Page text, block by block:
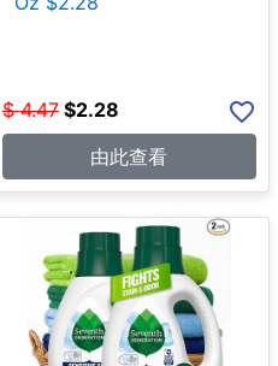
$ 4.47 $2.28
由此查看